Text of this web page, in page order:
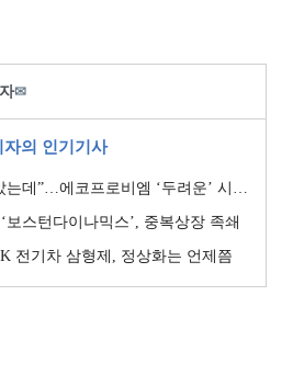
✉
자의 인기기사
”…에코프로비엠 ‘두려운’ 시나리오
보스턴다이나믹스’, 중복상장 족쇄
전기차 삼형제, 정상화는 언제쯤